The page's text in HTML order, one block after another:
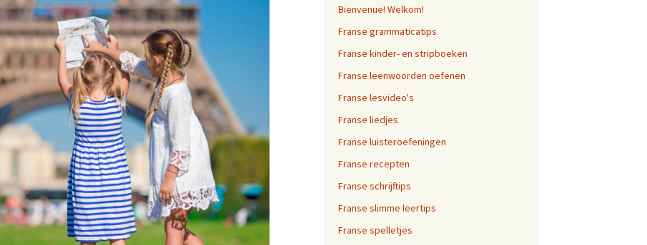
8: Joyeux Noël!
Bienvenue! Welkom!
Franse grammaticatips
Franse kinder- en stripboeken
Franse leenwoorden oefenen
Franse lesvideo's
Franse liedjes
Franse luisteroefeningen
Franse recepten
Franse schrijftips
Franse slimme leertips
Franse spelletjes